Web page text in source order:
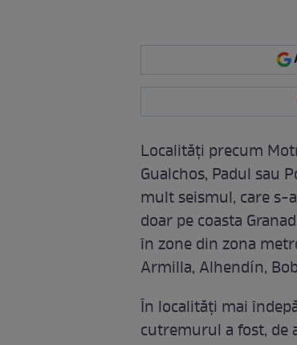
Localități precum
Gualchos, Padul sau
mult seismul, care s-
doar pe coasta
în zone din zona
Armilla, Alhendín,
În localități mai
cutremurul a fost, de